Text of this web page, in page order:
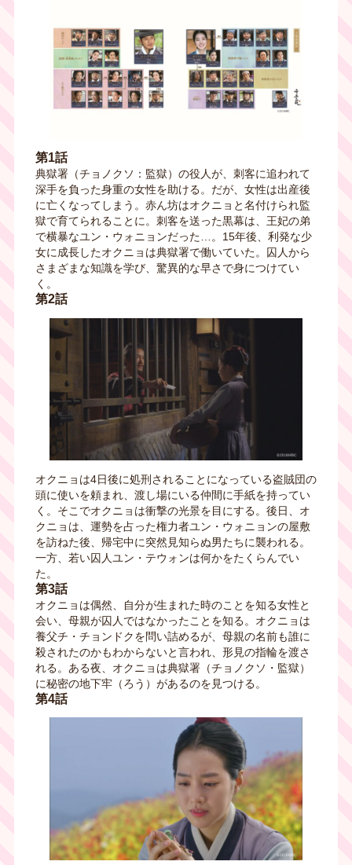
第1話
典獄署（チョノクソ：監獄）の役人が、刺客に追われて
深手を負った身重の女性を助ける。だが、女性は出産後
に亡くなってしまう。赤ん坊はオクニョと名付けられ監
獄で育てられることに。刺客を送った黒幕は、王妃の弟
で横暴なユン・ウォニョンだった…。15年後、利発な少
女に成長したオクニョは典獄署で働いていた。囚人から
さまざまな知識を学び、驚異的な早さで身につけてい
く。
第2話
オクニョは4日後に処刑されることになっている盗賊団の
頭に使いを頼まれ、渡し場にいる仲間に手紙を持ってい
く。そこでオクニョは衝撃の光景を目にする。後日、オ
クニョは、運勢を占った権力者ユン・ウォニョンの屋敷
を訪ねた後、帰宅中に突然見知らぬ男たちに襲われる。
一方、若い囚人ユン・テウォンは何かをたくらんでい
た。
第3話
オクニョは偶然、自分が生まれた時のことを知る女性と
会い、母親が囚人ではなかったことを知る。オクニョは
養父チ・チョンドクを問い詰めるが、母親の名前も誰に
殺されたのかもわからないと言われ、形見の指輪を渡さ
れる。ある夜、オクニョは典獄署（チョノクソ・監獄）
に秘密の地下牢（ろう）があるのを見つける。
第4話